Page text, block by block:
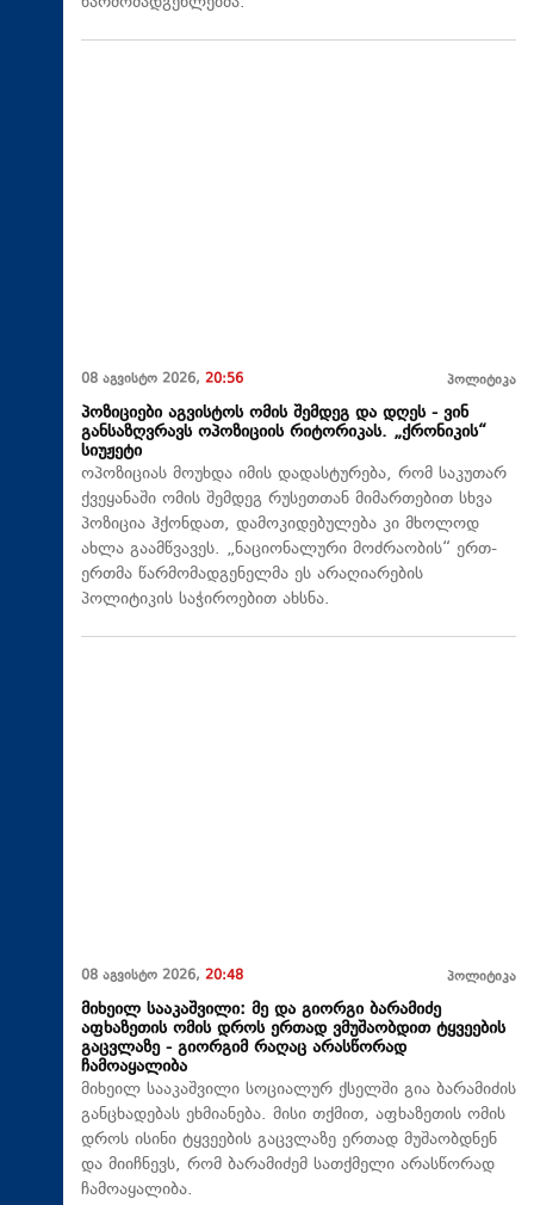
08 აგვისტო 2026, 20:56 პოლიტიკა
პოზიციები აგვისტოს ომის შემდეგ და დღეს - ვინ
განსაზღვრავს ოპოზიციის რიტორიკას. „ქრონიკის“
სიუჟეტი
ოპოზიციას მოუხდა იმის დადასტურება, რომ საკუთარ
ქვეყანაში ომის შემდეგ რუსეთთან მიმართებით სხვა
პოზიცია ჰქონდათ, დამოკიდებულება კი მხოლოდ
ახლა გაამწვავეს. „ნაციონალური მოძრაობის“ ერთ-
ერთმა წარმომადგენელმა ეს არაღიარების
პოლიტიკის საჭიროებით ახსნა.
08 აგვისტო 2026, 20:48 პოლიტიკა
მიხეილ სააკაშვილი: მე და გიორგი ბარამიძე
აფხაზეთის ომის დროს ერთად ვმუშაობდით ტყვეების
გაცვლაზე - გიორგიმ რაღაც არასწორად
ჩამოაყალიბა
მიხეილ სააკაშვილი სოციალურ ქსელში გია ბარამიძის
განცხადებას ეხმიანება. მისი თქმით, აფხაზეთის ომის
დროს ისინი ტყვეების გაცვლაზე ერთად მუშაობდნენ
და მიიჩნევს, რომ ბარამიძემ სათქმელი არასწორად
ჩამოაყალიბა.